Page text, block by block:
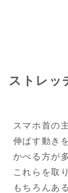
ストレッ
スマホ首の
伸ばす動き
かべる方が
これらを取
もちろんあ